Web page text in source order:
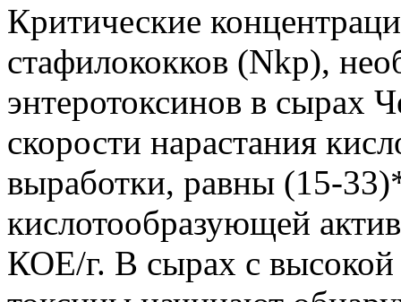
Критические
стафилококков (Nkp),
энтеротоксинов в сырах
скорости нарастания
выработки, равны (15-
кислотообразующей
КОЕ/г. В сырах с высокой